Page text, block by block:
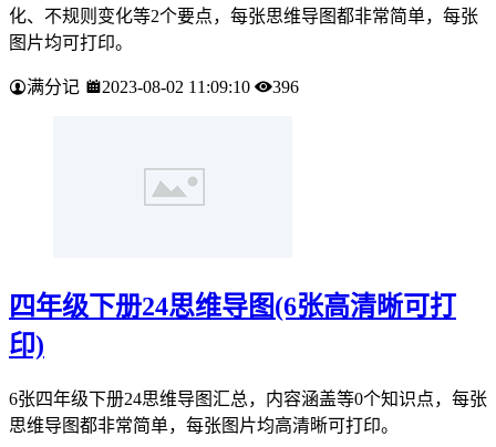
化、不规则变化等2个要点，每张思维导图都非常简单，每张
图片均可打印。
满分记 2023-08-02 11:09:10 396
四年级下册24思维导图(6张高清晰可打
印)
6张四年级下册24思维导图汇总，内容涵盖等0个知识点，每张
思维导图都非常简单，每张图片均高清晰可打印。